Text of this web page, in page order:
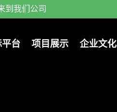
到我们公司
台 项目展示 企业文化